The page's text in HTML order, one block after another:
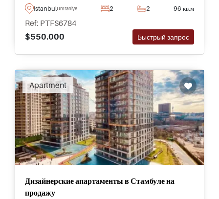
ежедневных поездок и передвижений.
IstanbulUmraniye 2 2 96 кв.м
Ref: PTFS6784
$550.000
Быстрый запрос
Apartment
Дизайнерские апартаменты в Стамбуле на
продажу